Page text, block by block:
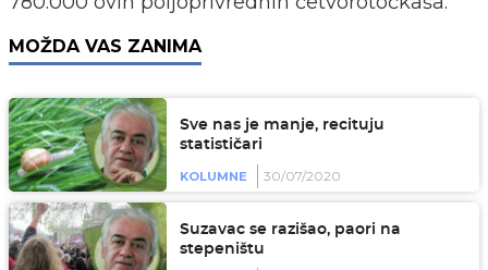
MOŽDA VAS ZANIMA
Sve nas je manje, recituju
statističari
KOLUMNE 30/07/2020
Suzavac se razišao, paori na
stepeništu